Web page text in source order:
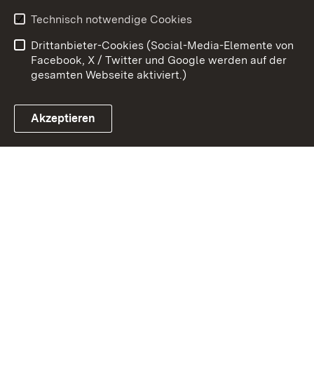
Link zum Landesportal
Barrierefreiheit
Impressum
Cookies
Technisch notwendige Cookies
Drittanbieter-Cookies (Social-Media-Elemente von
Facebook, X / Twitter und Google werden auf der
gesamten Webseite aktiviert.)
Akzeptieren